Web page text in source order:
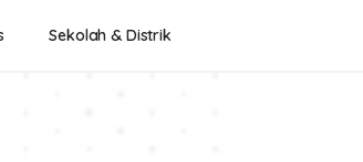
Sekolah & Distrik